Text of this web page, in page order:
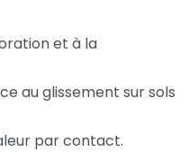
et à la
au glissement sur sols
par contact.